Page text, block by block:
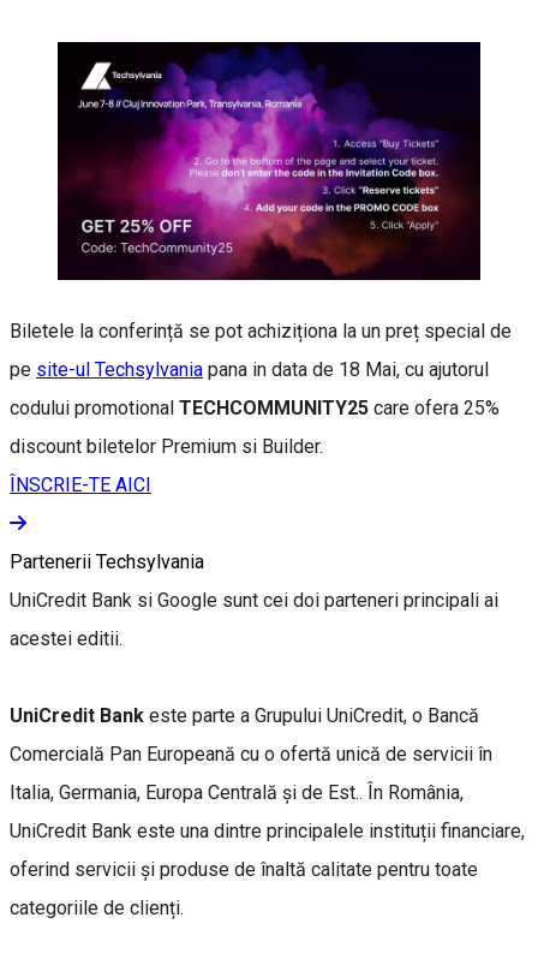
Biletele la conferință se pot achiziționa la un preț special de
pe site-ul Techsylvania pana in data de 18 Mai, cu ajutorul
codului promotional TECHCOMMUNITY25 care ofera 25%
discount biletelor Premium si Builder.
ÎNSCRIE-TE AICI
Partenerii Techsylvania
UniCredit Bank si Google sunt cei doi parteneri principali ai
acestei editii.
UniCredit Bank este parte a Grupului UniCredit, o Bancă
Comercială Pan Europeană cu o ofertă unică de servicii în
Italia, Germania, Europa Centrală și de Est.. În România,
UniCredit Bank este una dintre principalele instituții financiare,
oferind servicii și produse de înaltă calitate pentru toate
categoriile de clienți.